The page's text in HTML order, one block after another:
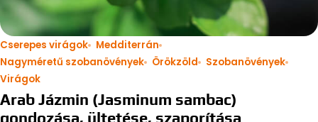
Cserepes virágok
Medditerrán
Nagyméretű szobanövények
Örökzöld
Szobanövények
Virágok
Arab Jázmin (Jasminum sambac)
gondozása, ültetése, szaporítása